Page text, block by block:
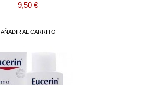
9,50 €
AÑADIR AL CARRITO